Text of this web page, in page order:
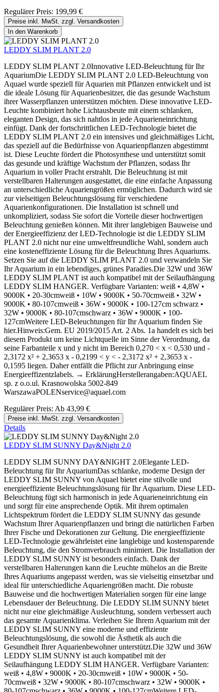
Regulärer Preis: 199,99 €
Preise inkl. MwSt. zzgl. Versandkosten
In den Warenkorb
LEDDY SLIM PLANT 2.0
LEDDY SLIM PLANT 2.0Innovative LED-Beleuchtung für Ihr
AquariumDie LEDDY SLIM PLANT 2.0 LED-Beleuchtung von
Aquael wurde speziell für Aquarien mit Pflanzen entwickelt und ist
die ideale Lösung für Aquarienbesitzer, die das gesunde Wachstum
ihrer Wasserpflanzen unterstützen möchten. Diese innovative LED-
Leuchte kombiniert hohe Lichtausbeute mit einem schlanken,
eleganten Design, das sich nahtlos in jede Aquarieneinrichtung
einfügt. Dank der fortschrittlichen LED-Technologie bietet die
LEDDY SLIM PLANT 2.0 ein intensives und gleichmäßiges Licht,
das speziell auf die Bedürfnisse von Aquarienpflanzen abgestimmt
ist. Diese Leuchte fördert die Photosynthese und unterstützt somit
das gesunde und kräftige Wachstum der Pflanzen, sodass Ihr
Aquarium in voller Pracht erstrahlt. Die Beleuchtung ist mit
verstellbaren Halterungen ausgestattet, die eine einfache Anpassung
an unterschiedliche Aquariengrößen ermöglichen. Dadurch wird sie
zur vielseitigen Beleuchtungslösung für verschiedene
Aquarienkonfigurationen. Die Installation ist schnell und
unkompliziert, sodass Sie sofort die Vorteile dieser hochwertigen
Beleuchtung genießen können. Mit ihrer langlebigen Bauweise und
der Energieeffizienz der LED-Technologie ist die LEDDY SLIM
PLANT 2.0 nicht nur eine umweltfreundliche Wahl, sondern auch
eine kosteneffiziente Lösung für die Beleuchtung Ihres Aquariums.
Setzen Sie auf die LEDDY SLIM PLANT 2.0 und verwandeln Sie
Ihr Aquarium in ein lebendiges, grünes Paradies.Die 32W und 36W
LEDDY SLIM PLANT ist auch kompatibel mit der Seilaufhängung
LEDDY SLIM HANGER. Verfügbare Varianten: weiß • 4,8W •
9000K • 20-30cmweiß • 10W • 9000K • 50-70cmweiß • 32W •
9000K • 80-107cmweiß • 36W • 9000K • 100-127cm schwarz •
32W • 9000K • 80-107cmschwarz • 36W • 9000K • 100-
127cmWeitere LED-Beleuchtungen für Ihr Aquarium finden Sie
hier.Hinweis:Gem. EU 2019/2015 Art. 2 Abs. 1a handelt es sich bei
diesem Produkt um keine Lichtquelle im Sinne der Verordnung, da
seine Farbanteile x und y nicht im Bereich 0,270 < x < 0,530 und -
2,3172 x² + 2,3653 x - 0,2199 < y < - 2,3172 x² + 2,3653 x -
0,1595 liegen. Daher entfällt die Pflicht zur Anbringung einse
Energieeffizentzlabels. → ErklärungHerstellerangaben:AQUAEL
sp. z o.o.ul. Krasnowolska 5002-849
WarszawaPOLENservice@aquael.com
Regulärer Preis: Ab 43,99 €
Preise inkl. MwSt. zzgl. Versandkosten
Details
LEDDY SLIM SUNNY Day&Night 2.0
LEDDY SLIM SUNNY DAY&NIGHT 2.0Elegante LED-
Beleuchtung für Ihr AquariumDas schlanke, moderne Design der
LEDDY SLIM SUNNY von Aquael bietet eine stilvolle und
energieeffiziente Beleuchtungslösung für Ihr Aquarium. Diese LED-
Beleuchtung fügt sich harmonisch in jede Aquarieneinrichtung ein
und sorgt für eine ansprechende Optik. Mit ihrem optimalen
Lichtspektrum fördert die LEDDY SLIM SUNNY das gesunde
Wachstum Ihrer Aquarienpflanzen und bringt die natürlichen Farben
Ihrer Fische und Dekorationen zur Geltung. Die energieeffiziente
LED-Technologie gewährleistet eine langlebige und kostensparende
Beleuchtung, die den Stromverbrauch minimiert. Die Installation der
LEDDY SLIM SUNNY ist besonders einfach. Dank der
verstellbaren Halterungen kann die Leuchte mühelos an die Breite
Ihres Aquariums angepasst werden, was sie vielseitig einsetzbar und
ideal für unterschiedliche Aquariengrößen macht. Die robuste
Bauweise und die hochwertigen Materialien sorgen für eine lange
Lebensdauer der Beleuchtung. Die LEDDY SLIM SUNNY bietet
nicht nur eine gleichmäßige Ausleuchtung, sondern verbessert auch
das gesamte Aquarienklima. Verleihen Sie Ihrem Aquarium mit der
LEDDY SLIM SUNNY eine moderne und effiziente
Beleuchtungslösung, die sowohl die Ästhetik als auch die
Gesundheit Ihrer Aquarienbewohner unterstützt.Die 32W und 36W
LEDDY SLIM SUNNY ist auch kompatibel mit der
Seilaufhängung LEDDY SLIM HANGER. Verfügbare Varianten:
weiß • 4,8W • 9000K • 20-30cmweiß • 10W • 9000K • 50-
70cmweiß • 32W • 9000K • 80-107cmschwarz • 32W • 9000K •